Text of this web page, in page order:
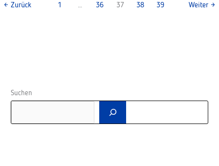
← Zurück 1 … 36 37 38 39 Weiter →
Suchen